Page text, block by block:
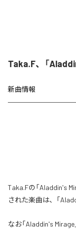
Taka.F、「
新曲情報
Taka.Fの「Aladdin's
された楽曲は、「
なお「Aladdin's Mirage